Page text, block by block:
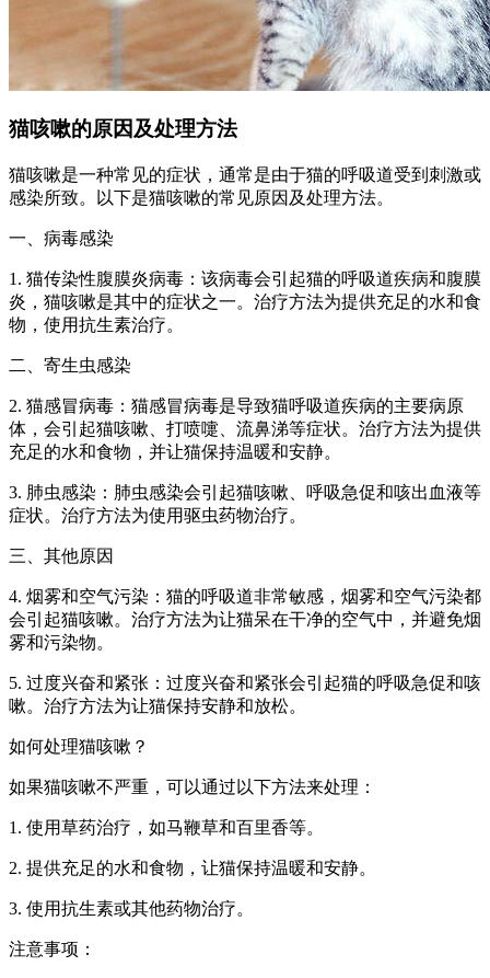
猫咳嗽的原因及处理方法
猫咳嗽是一种常见的症状，通常是由于猫的呼吸道受到刺激或
感染所致。以下是猫咳嗽的常见原因及处理方法。
一、病毒感染
1. 猫传染性腹膜炎病毒：该病毒会引起猫的呼吸道疾病和腹膜
炎，猫咳嗽是其中的症状之一。治疗方法为提供充足的水和食
物，使用抗生素治疗。
二、寄生虫感染
2. 猫感冒病毒：猫感冒病毒是导致猫呼吸道疾病的主要病原
体，会引起猫咳嗽、打喷嚏、流鼻涕等症状。治疗方法为提供
充足的水和食物，并让猫保持温暖和安静。
3. 肺虫感染：肺虫感染会引起猫咳嗽、呼吸急促和咳出血液等
症状。治疗方法为使用驱虫药物治疗。
三、其他原因
4. 烟雾和空气污染：猫的呼吸道非常敏感，烟雾和空气污染都
会引起猫咳嗽。治疗方法为让猫呆在干净的空气中，并避免烟
雾和污染物。
5. 过度兴奋和紧张：过度兴奋和紧张会引起猫的呼吸急促和咳
嗽。治疗方法为让猫保持安静和放松。
如何处理猫咳嗽？
如果猫咳嗽不严重，可以通过以下方法来处理：
1. 使用草药治疗，如马鞭草和百里香等。
2. 提供充足的水和食物，让猫保持温暖和安静。
3. 使用抗生素或其他药物治疗。
注意事项：